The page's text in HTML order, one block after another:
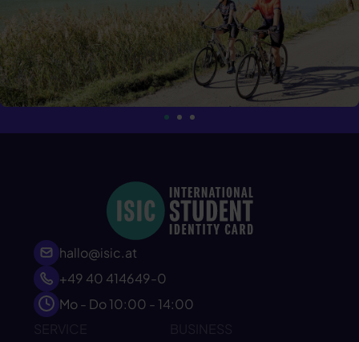
hallo@isic.at
+49 40 414649-0
Mo - Do 10:00 - 14:00